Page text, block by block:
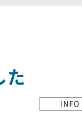
た
INFO